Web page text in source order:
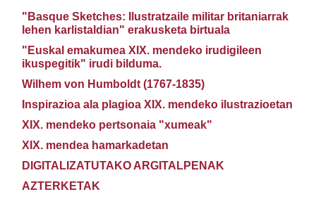
"Basque Sketches: Ilustratzaile militar britaniarrak
lehen karlistaldian" erakusketa birtuala
"Euskal emakumea XIX. mendeko irudigileen
ikuspegitik" irudi bilduma.
Wilhem von Humboldt (1767-1835)
Inspirazioa ala plagioa XIX. mendeko ilustrazioetan
XIX. mendeko pertsonaia "xumeak"
XIX. mendea hamarkadetan
DIGITALIZATUTAKO ARGITALPENAK
AZTERKETAK